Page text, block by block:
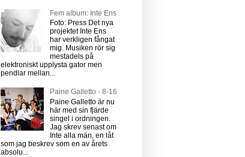
Fem album: Inte Ens
Foto: Press Det nya
projektet Inte Ens
har verkligen fångat
mig. Musiken rör sig
mestadels på
elektroniskt upplysta gator men
pendlar mellan...
Paine Galletto - 8-16
Paine Galletto är nu
här med sin fjärde
singel i ordningen.
Jag skrev senast om
Inte alla män, en låt
som jag beskrev som en av årets
absolu...